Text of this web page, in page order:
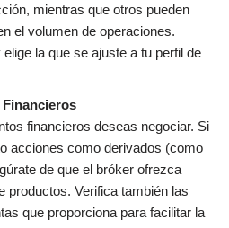
mientras que otros pueden
el volumen de operaciones.
la que se ajuste a tu perfil de
financieros deseas negociar. Si
acciones como derivados (como
de que el bróker ofrezca
productos. Verifica también las
que proporciona para facilitar la